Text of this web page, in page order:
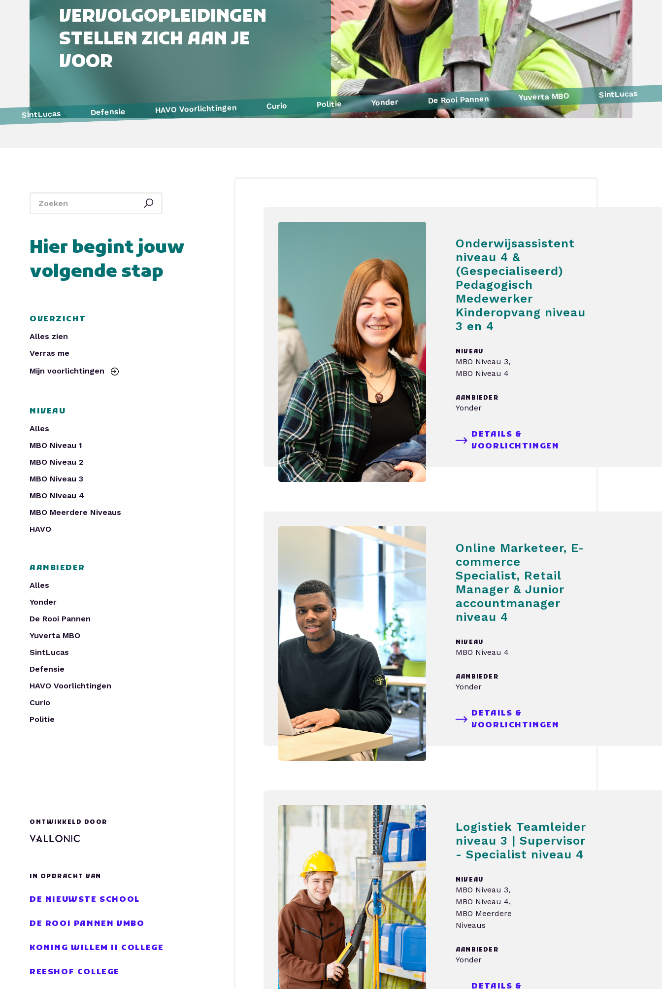
VERVOLGOPLEIDINGEN
STELLEN ZICH AAN JE
VOOR
SintLucas Defensie HAVO Voorlichtingen Curio Politie Yonder De Rooi Pannen Yuverta MBO SintLucas
De Rooi Pannen Yuverta MBO SintLucas Defensie HAVO Voorlichtingen Curio Politie
Hier begint jouw
volgende stap
OVERZICHT
Alles zien
Verras me
Mijn voorlichtingen
NIVEAU
Alles
MBO Niveau 1
MBO Niveau 2
MBO Niveau 3
MBO Niveau 4
MBO Meerdere Niveaus
HAVO
AANBIEDER
Alles
Yonder
De Rooi Pannen
Yuverta MBO
SintLucas
Defensie
HAVO Voorlichtingen
Curio
Politie
ONTWIKKELD DOOR
IN OPDRACHT VAN
DE NIEUWSTE SCHOOL
DE ROOI PANNEN VMBO
KONING WILLEM II COLLEGE
REESHOF COLLEGE
Onderwijsassistent
niveau 4 &
(Gespecialiseerd)
Pedagogisch
Medewerker
Kinderopvang niveau
3 en 4
NIVEAU
MBO Niveau 3,
MBO Niveau 4
AANBIEDER
Yonder
DETAILS &
VOORLICHTINGEN
Online Marketeer, E-
commerce
Specialist, Retail
Manager & Junior
accountmanager
niveau 4
NIVEAU
MBO Niveau 4
AANBIEDER
Yonder
DETAILS &
VOORLICHTINGEN
Logistiek Teamleider
niveau 3 | Supervisor
- Specialist niveau 4
NIVEAU
MBO Niveau 3,
MBO Niveau 4,
MBO Meerdere
Niveaus
AANBIEDER
Yonder
DETAILS &